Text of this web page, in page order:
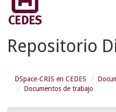
Repositorio
DSpace-CRIS en CEDES
Documentos de trabajo